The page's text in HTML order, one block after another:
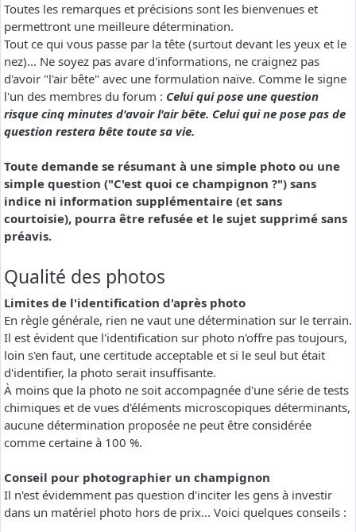
Toutes les remarques et précisions sont les bienvenues et
permettront une meilleure détermination.
Tout ce qui vous passe par la tête (surtout devant les yeux et le
nez)... Ne soyez pas avare d'informations, ne craignez pas
d'avoir "l'air bête" avec une formulation naïve. Comme le signe
l'un des membres du forum : Celui qui pose une question
risque cinq minutes d'avoir l'air bête. Celui qui ne pose pas de
question restera bête toute sa vie.
Toute demande se résumant à une simple photo ou une
simple question ("C'est quoi ce champignon ?") sans
indice ni information supplémentaire (et sans
courtoisie), pourra être refusée et le sujet supprimé sans
préavis.
Qualité des photos
Limites de l'identification d'après photo
En règle générale, rien ne vaut une détermination sur le terrain.
Il est évident que l'identification sur photo n'offre pas toujours,
loin s'en faut, une certitude acceptable et si le seul but était
d'identifier, la photo serait insuffisante.
À moins que la photo ne soit accompagnée d'une série de tests
chimiques et de vues d'éléments microscopiques déterminants,
aucune détermination proposée ne peut être considérée
comme certaine à 100 %.
Conseil pour photographier un champignon
Il n'est évidemment pas question d'inciter les gens à investir
dans un matériel photo hors de prix... Voici quelques conseils :